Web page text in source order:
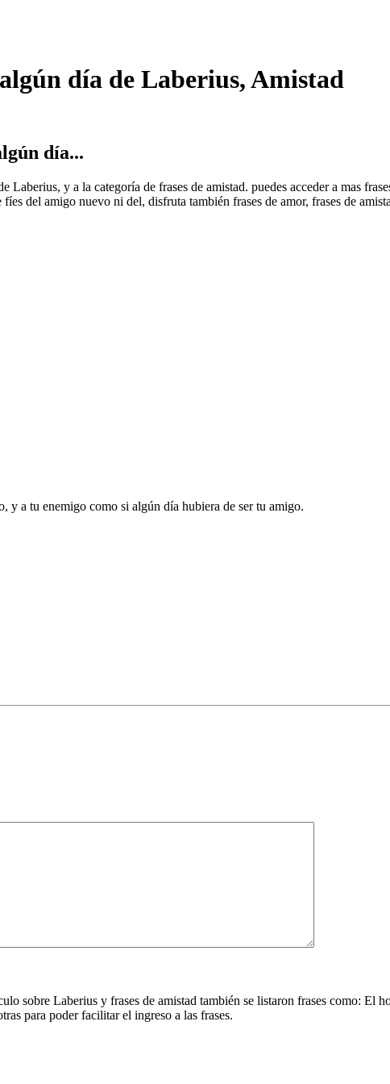
día de Laberius, Amistad
día...
Laberius, y a la categoría de frases de amistad. puedes acceder a mas
del amigo nuevo ni del, disfruta también frases de amor, frases de
y a tu enemigo como si algún día hubiera de ser tu amigo.
sobre Laberius y frases de amistad también se listaron frases como: El
para poder facilitar el ingreso a las frases.